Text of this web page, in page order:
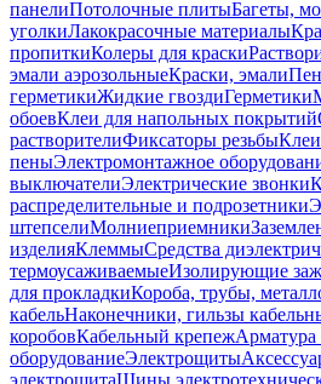
панелиПотолочные плитыБагеты,
уголкиЛакокрасочные материалы
пропиткиКолеры для краски
эмали аэрозольныеКраски, эмали
герметикиЖидкие гвоздиГерметики
обоевКлеи для напольных покрытий
растворителиФиксаторы резьбыКлеи
пеныЭлектромонтажное
выключателиЭлектрические звонки
распределительные и подрозетники
штепселиМолниеприемники
изделияКлеммыСредства
термоусаживаемыеИзолирующие
для прокладкиКороба, трубы,
кабельНаконечники, гильзы
коробовКабельный крепеж
оборудованиеЭлектрощиты
электрощитаШины